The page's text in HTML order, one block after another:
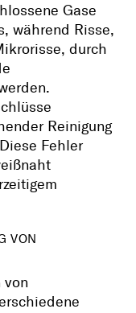
Gase
während Risse,
durch
Reinigung
Fehler
VON
von